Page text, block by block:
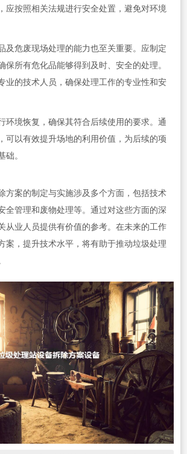
应按照相关法规进行安全处置，避免对环境
及危废现场处理的能力也至关重要。应制定
保所有危化品能够得到及时、安全的处理。
业的技术人员，确保处理工作的专业性和安
环境恢复，确保其符合后续使用的要求。通
可以有效提升场地的利用价值，为后续的项
础。
方案的制定与实施涉及多个方面，包括技术
全管理和废物处理等。通过对这些方面的深
从业人员提供有价值的参考。在未来的工作
案，提升技术水平，将有助于推动垃圾处理